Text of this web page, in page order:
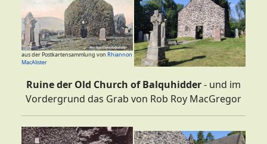
aus der Postkartensammlung von Rhiannon
MacAlister
Ruine der Old Church of Balquhidder- und im
Vordergrund das Grab von Rob Roy MacGregor